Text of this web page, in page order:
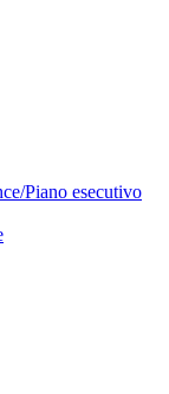
Piano esecutivo